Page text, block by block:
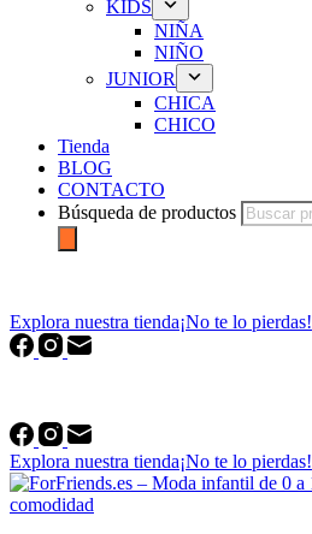
KIDS
NIÑA
NIÑO
JUNIOR
CHICA
CHICO
Tienda
BLOG
CONTACTO
Búsqueda de productos
Explora nuestra tienda¡No te lo pierdas!
Explora nuestra tienda¡No te lo pierdas!